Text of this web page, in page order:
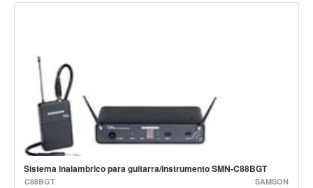
Accesorios
Violin
Viola
Cello
Contrabajo
Fundas y estuches
Accesorios
Sistema inalambrico para guitarra/instrumento SMN-C88BGT
C88BGT SAMSON